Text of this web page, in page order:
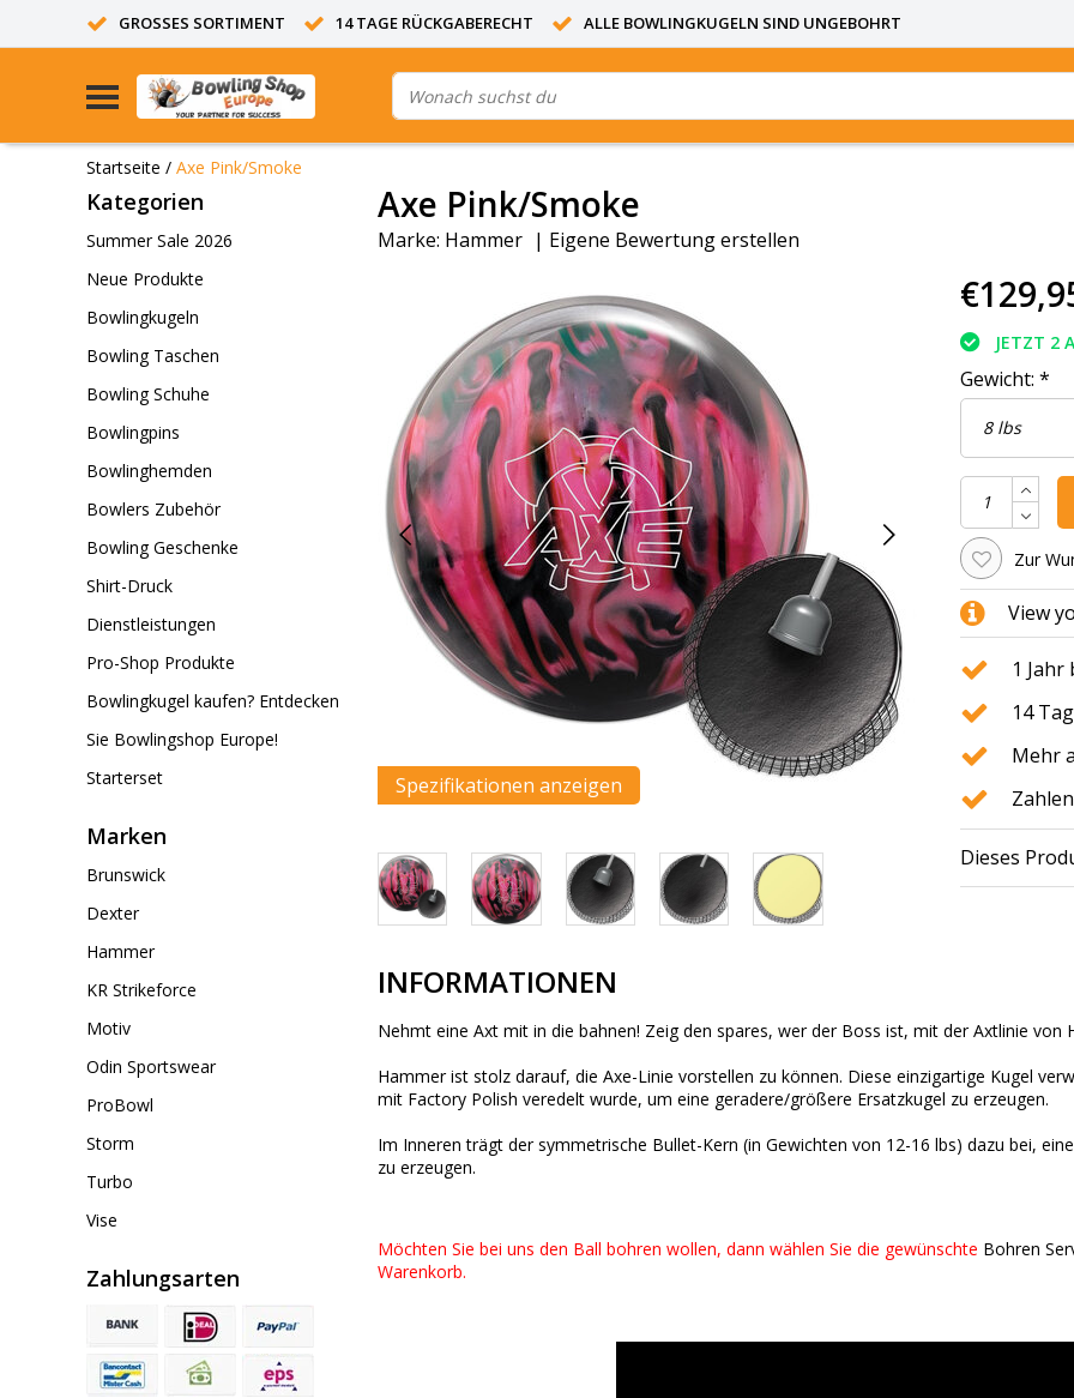
GROSSES SORTIMENT 14 TAGE RÜCKGABERECHT ALLE BOWLINGKUGELN SIND UNGEBOHRT
Startseite / Axe Pink/Smoke
Kategorien
Summer Sale 2026
Neue Produkte
Bowlingkugeln
Bowling Taschen
Bowling Schuhe
Bowlingpins
Bowlinghemden
Bowlers Zubehör
Bowling Geschenke
Shirt-Druck
Dienstleistungen
Pro-Shop Produkte
Bowlingkugel kaufen? Entdecken
Sie Bowlingshop Europe!
Starterset
Marken
Brunswick
Dexter
Hammer
KR Strikeforce
Motiv
Odin Sportswear
ProBowl
Storm
Turbo
Vise
Zahlungsarten
Axe Pink/Smoke
Marke: Hammer | Eigene Bewertung erstellen
Spezifikationen anzeigen
JETZT 2
Gewicht: *
Zur
View
1
14
Mehr
Dieses
INFORMATIONEN
Nehmt eine Axt mit in die bahnen! Zeig den spares, wer der Boss ist, mit der Axtlinie von
Hammer ist stolz darauf, die Axe-Linie vorstellen zu können. Diese einzigartige Kugel
mit Factory Polish veredelt wurde, um eine geradere/größere Ersatzkugel zu erzeugen.
Im Inneren trägt der symmetrische Bullet-Kern (in Gewichten von 12-16 lbs) dazu bei,
zu erzeugen.
Möchten Sie bei uns den Ball bohren wollen, dann wählen Sie die gewünschte Bohren
Warenkorb.